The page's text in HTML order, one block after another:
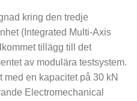
kring den tredje
(Integrated Multi-Axis
tillägg till det
av modulära testsystem.
en kapacitet på 30 kN
Electromechanical